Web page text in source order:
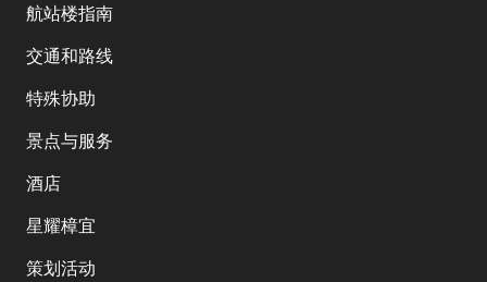
航站楼指南
交通和路线
特殊协助
景点与服务
酒店
星耀樟宜
策划活动